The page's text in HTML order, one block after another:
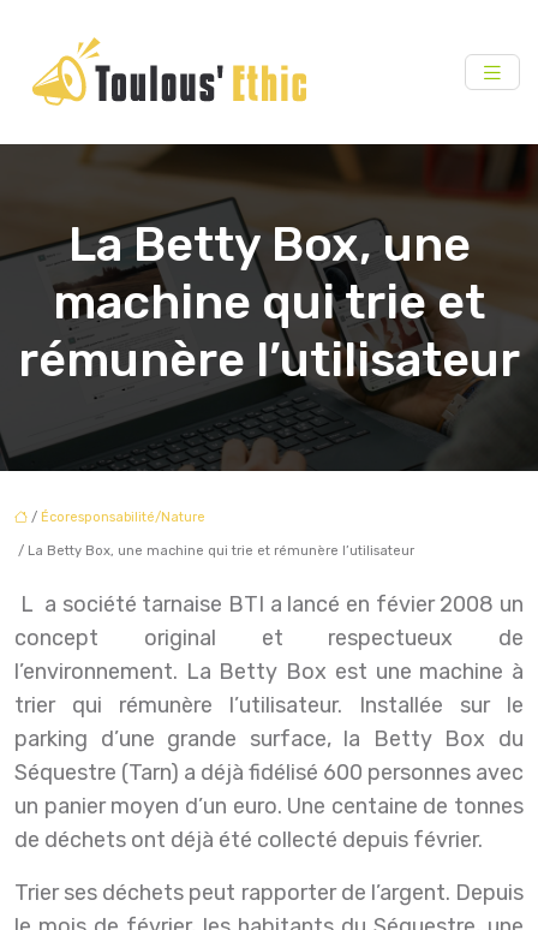
La Betty Box, une
machine qui trie et
rémunère l’utilisateur
/ Écoresponsabilité/Nature
/ La Betty Box, une machine qui trie et rémunère l’utilisateur
La société tarnaise BTI a lancé en févier 2008 un
concept original et respectueux de
l’environnement. La Betty Box est une machine à
trier qui rémunère l’utilisateur. Installée sur le
parking d’une grande surface, la Betty Box du
Séquestre (Tarn) a déjà fidélisé 600 personnes avec
un panier moyen d’un euro. Une centaine de tonnes
de déchets ont déjà été collecté depuis février.
Trier ses déchets peut rapporter de l’argent. Depuis